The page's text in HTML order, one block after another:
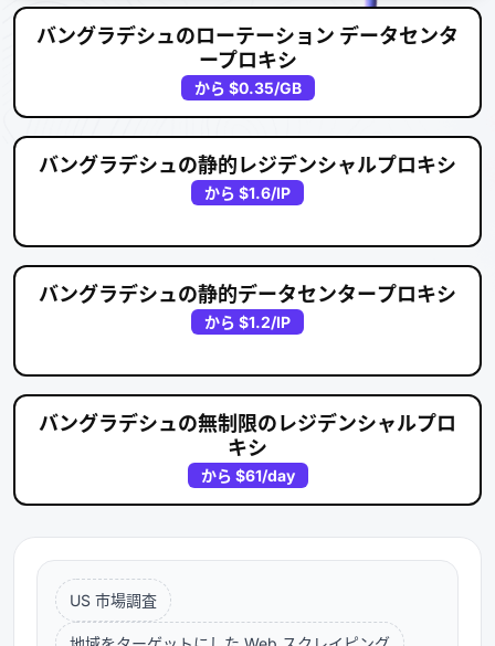
バングラデシュのローテーション データセンタ
ープロキシ
から $0.35/GB
バングラデシュの静的レジデンシャルプロキシ
から $1.6/IP
バングラデシュの静的データセンタープロキシ
から $1.2/IP
バングラデシュの無制限のレジデンシャルプロ
キシ
から $61/day
US 市場調査